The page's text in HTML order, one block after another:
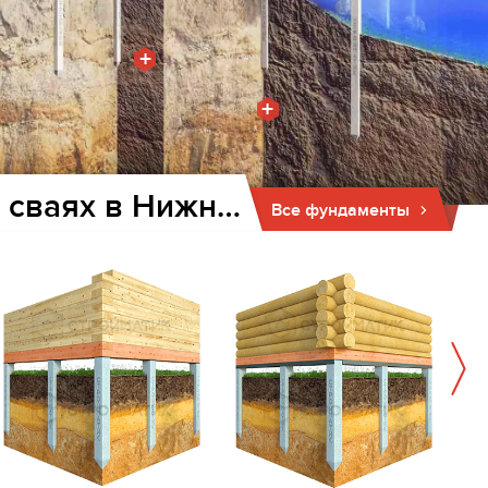
+
+
Все фундаменты
Фундамент для дома и бани на забивных ж/б сваях в Нижнем Тагиле